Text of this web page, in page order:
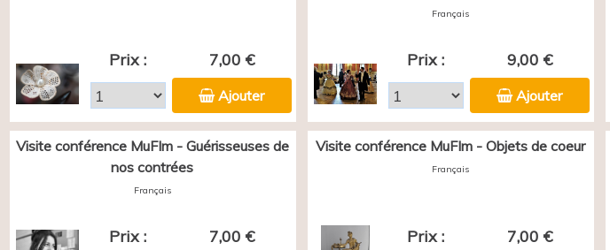
Prix : 7,00 €
Ajouter
Français
Prix : 9,00 €
Ajouter
Visite conférence MuFIm - Guérisseuses de
nos contrées
Français
Prix : 7,00 €
Visite conférence MuFIm - Objets de coeur
Français
Prix : 7,00 €